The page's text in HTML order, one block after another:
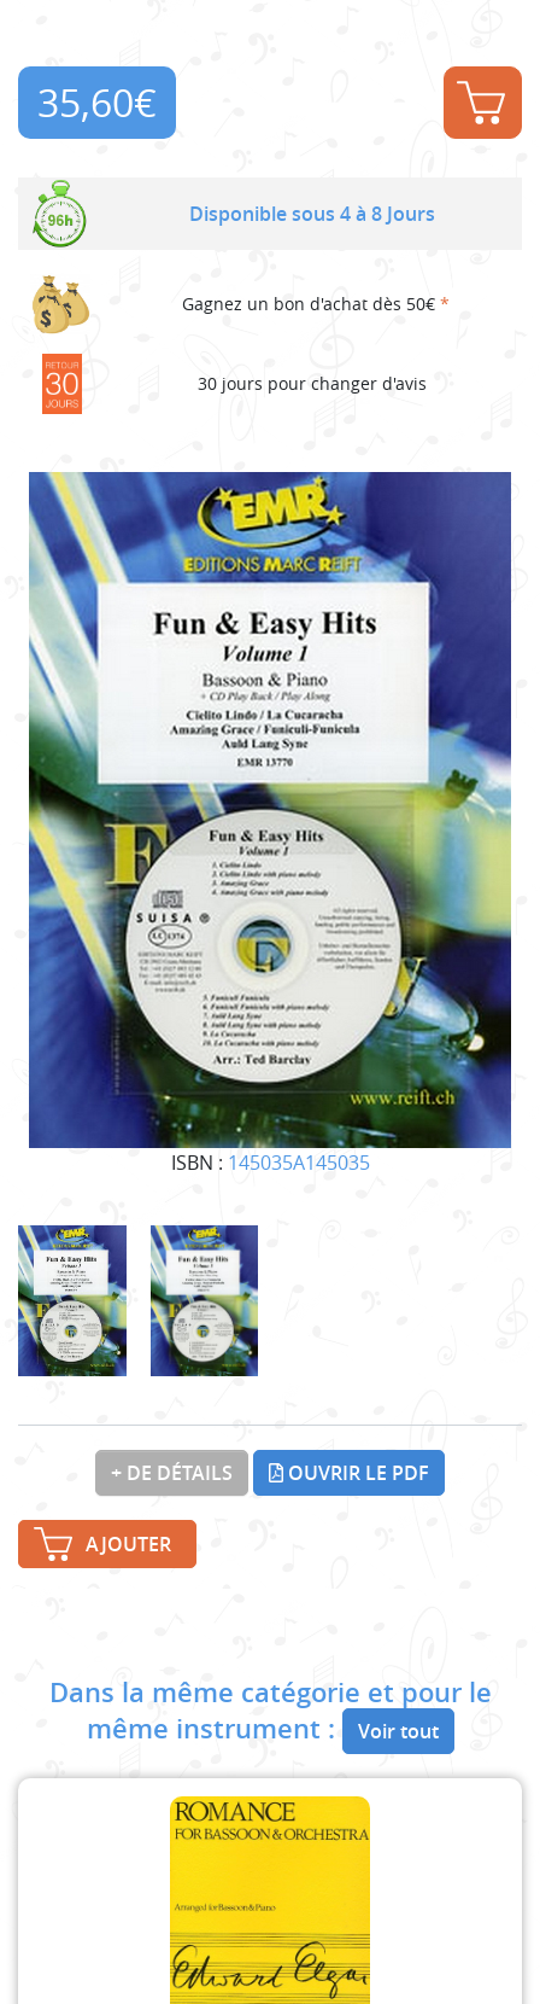
ISBN : 145035A145035
35,60€
Disponible sous 4 à 8 Jours
Gagnez un bon d'achat dès 50€ *
30 jours pour changer d'avis
+ DE DÉTAILS OUVRIR LE PDF
AJOUTER
Dans la même catégorie et pour le
même instrument :
Voir tout